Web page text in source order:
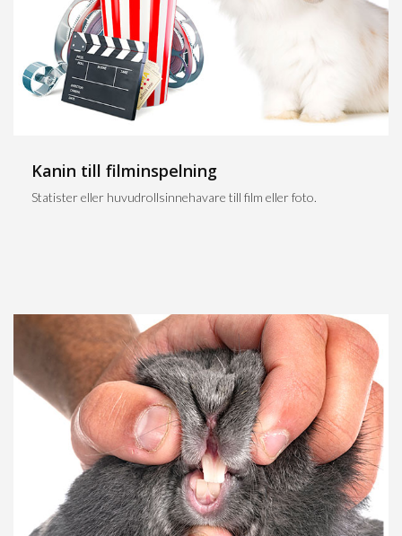
Kanin till filminspelning
Statister eller huvudrollsinnehavare till film eller foto.